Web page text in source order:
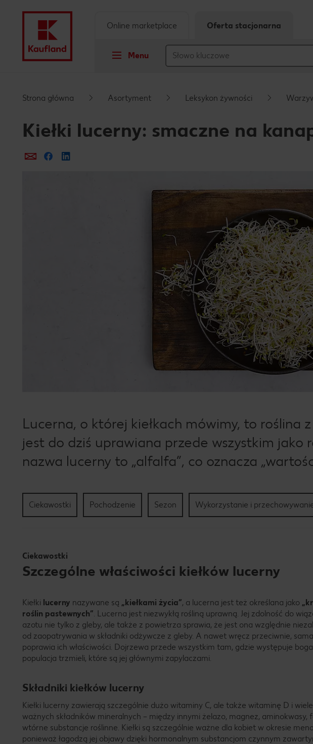
Menu
Online marketplace Oferta stacjonarna
Strona główna Asortyment Leksykon żywności
Kiełki lucerny: smaczne na
Prześlij e-mailem
Udostępnij na Facebooku
Lucerna, o której kiełkach mówimy, to roślina
jest do dziś uprawiana przede wszystkim jako
nazwa lucerny to „alfalfa”, co oznacza
Ciekawostki Pochodzenie Sezon Wykorzystanie i
Ciekawostki
Szczególne właściwości kiełków lucerny
Kiełki lucerny nazywane są „kiełkami życia”, a lucerna jest też określana jako
roślin pastewnych”. Lucerna jest niezwykłą rośliną uprawną. Jej zdolność do
azotu nie tylko z gleby, ale także z powietrza sprawia, że jest ona względnie
od zaopatrywania w składniki odżywcze z gleby. A nawet wręcz przeciwnie, sama
poprawia ich właściwości. Dojrzewa przede wszystkim tam, gdzie występuje
populacja trzmieli, które są jej głównymi zapylaczami.
Składniki kiełków lucerny
Kiełki lucerny zawierają szczególnie dużo witaminy C, ale także witaminę D i
ważnych składników mineralnych – między innymi żelazo, magnez, aminokwasy,
wtórne substancje roślinne. Kiełki są szczególnie ważne dla kobiet w okresie
ponieważ łagodzą jej objawy dzięki hormonalnym substancjom czynnym